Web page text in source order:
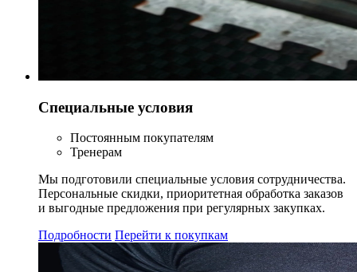
Специальные условия
Постоянным покупателям
Тренерам
Мы подготовили специальные условия сотрудничества.
Персональные скидки, приоритетная обработка заказов
и выгодные предложения при регулярных закупках.
Подробности Перейти к покупкам